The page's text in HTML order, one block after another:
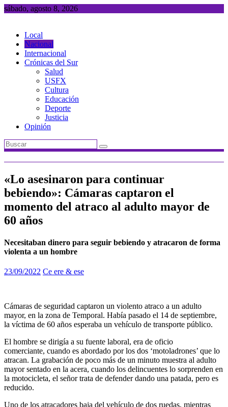
Saltar
sábado, agosto 8, 2026
Local
Nacional
Internacional
Crónicas del Sur
Salud
USFX
Cultura
Educación
Deporte
Justicia
Opinión
«Lo asesinaron para continuar
bebiendo»: Cámaras captaron el
momento del atraco al adulto mayor de
60 años
Necesitaban dinero para seguir bebiendo y atracaron de forma
violenta a un hombre
23/09/2022 Ce ere & ese
Cámaras de seguridad captaron un violento atraco a un adulto
mayor, en la zona de Temporal. Había pasado el 14 de septiembre,
la víctima de 60 años esperaba un vehículo de transporte público.
El hombre se dirigía a su fuente laboral, era de oficio
comerciante, cuando es abordado por los dos ‘motoladrones’ que lo
atracan. La grabación de poco más de un minuto muestra al adulto
mayor sentado en la acera, cuando los delincuentes lo sorprenden en
la motocicleta, el señor trata de defender dando una patada, pero es
reducido.
Uno de los atracadores baja del vehículo de dos ruedas, mientras